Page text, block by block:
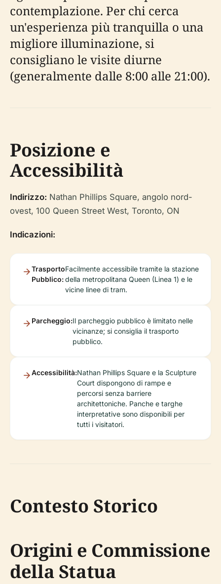
contemplazione. Per chi cerca
un'esperienza più tranquilla o una
migliore illuminazione, si
consigliano le visite diurne
(generalmente dalle 8:00 alle 21:00).
Posizione e
Accessibilità
Indirizzo: Nathan Phillips Square, angolo nord-
ovest, 100 Queen Street West, Toronto, ON
Indicazioni:
Trasporto
Pubblico:
Facilmente accessibile tramite la stazione
della metropolitana Queen (Linea 1) e le
vicine linee di tram.
Parcheggio:Il parcheggio pubblico è limitato nelle
vicinanze; si consiglia il trasporto
pubblico.
Accessibilità:Nathan Phillips Square e la Sculpture
Court dispongono di rampe e
percorsi senza barriere
architettoniche. Panche e targhe
interpretative sono disponibili per
tutti i visitatori.
Contesto Storico
Origini e Commissione
della Statua